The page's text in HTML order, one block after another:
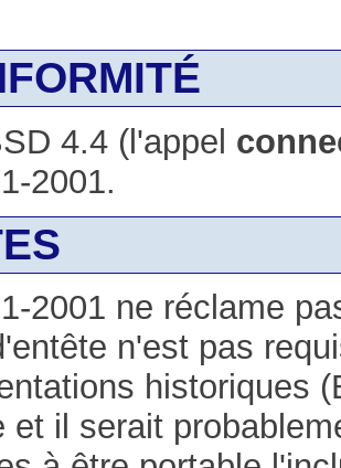
4.4 (l'appel
2001.
2001 ne réclame
n'est pas
historiques
et il serait